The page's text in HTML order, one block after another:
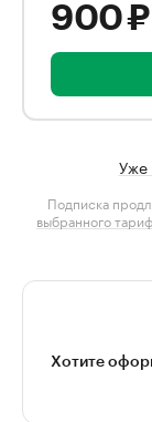
900 ₽
Уже
Подписка
выбранного
Хотите